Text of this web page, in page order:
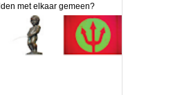
met elkaar gemeen?